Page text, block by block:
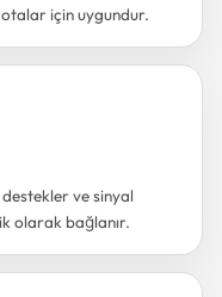
için uygundur.
ve sinyal
olarak bağlanır.